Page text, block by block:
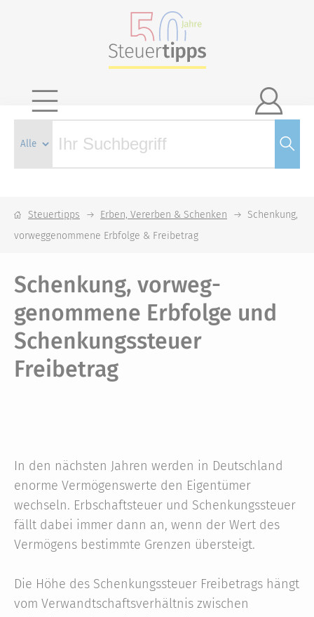

Steuertipps Erben, Vererben & Schenken
Schenkung,
vorweggenommene Erbfolge & Freibetrag
Schenkung, vorweg­
genommene Erb­folge und
Schenkungssteuer
Freibetrag
In den nächsten Jahren werden in Deutschland
enorme Vermögenswerte den Eigentümer
wechseln. Erbschaftsteuer und Schenkungssteuer
fällt dabei immer dann an, wenn der Wert des
Vermögens bestimmte Grenzen übersteigt.
Die Höhe des Schenkungssteuer Freibetrags hängt
vom Verwandtschaftsverhältnis zwischen